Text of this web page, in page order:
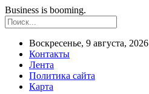
Business is booming.
Воскресенье, 9 августа, 2026
Контакты
Лента
Политика сайта
Карта